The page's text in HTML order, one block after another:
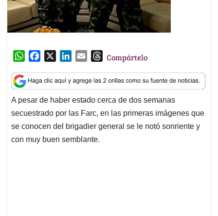
W
a
t
s
A
p
p
c
e
b
o
o
k
n
k
e
d
I
n
a
i
l
T
r
e
a
d
s
Compártelo
A pesar de haber estado cerca de dos semanas
secuestrado por las Farc, en las primeras imágenes que
se conocen del brigadier general se le notó sonriente y
con muy buen semblante.